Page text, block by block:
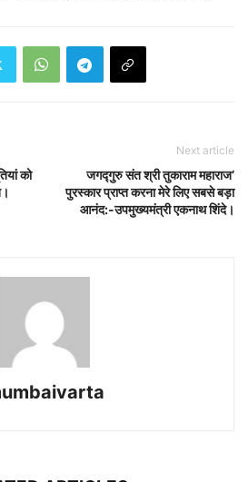
को
Next article
जगद्गुरु संत श्री तुकाराम महाराज’
पुरस्कार प्राप्त करना मेरे लिए सबसे बड़ा
आनंद:-उपमुख्यमंत्री एकनाथ शिंदे।